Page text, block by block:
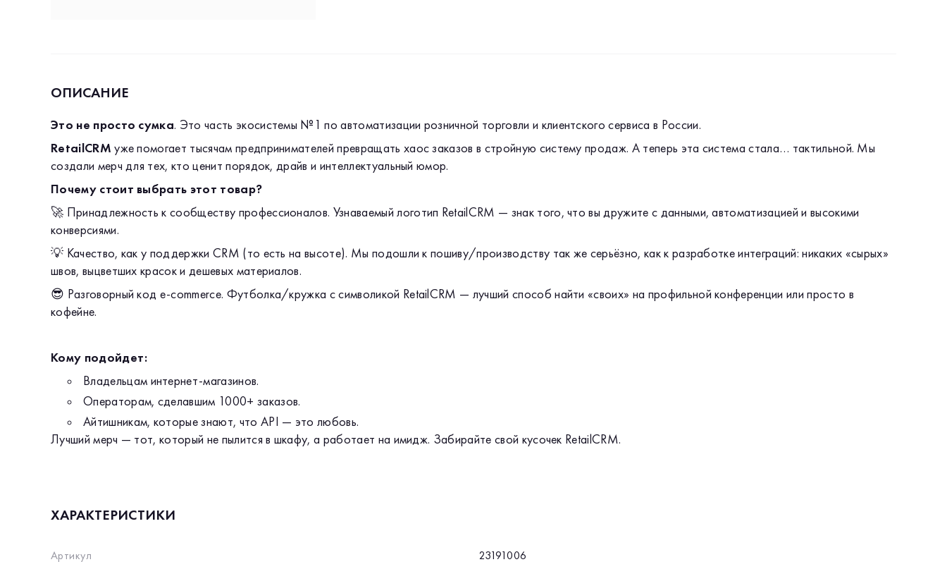
ОПИСАНИЕ
Это не просто сумка. Это часть экосистемы №1 по автоматизации розничной торговли и клиентского сервиса в России.
RetailCRM уже помогает тысячам предпринимателей превращать хаос заказов в стройную систему продаж. А теперь эта система стала… тактильной. Мы
создали мерч для тех, кто ценит порядок, драйв и интеллектуальный юмор.
Почему стоит выбрать этот товар?
🚀 Принадлежность к сообществу профессионалов. Узнаваемый логотип RetailCRM — знак того, что вы дружите с данными, автоматизацией и высокими
конверсиями.
💡 Качество, как у поддержки CRM (то есть на высоте). Мы подошли к пошиву/производству так же серьёзно, как к разработке интеграций: никаких «сырых»
швов, выцветших красок и дешевых материалов.
😎 Разговорный код e-commerce. Футболка/кружка с символикой RetailCRM — лучший способ найти «своих» на профильной конференции или просто в
кофейне.
Кому подойдет:
Владельцам интернет-магазинов.
Операторам, сделавшим 1000+ заказов.
Айтишникам, которые знают, что API — это любовь.
Лучший мерч — тот, который не пылится в шкафу, а работает на имидж. Забирайте свой кусочек RetailCRM.
ХАРАКТЕРИСТИКИ
Артикул 23191006